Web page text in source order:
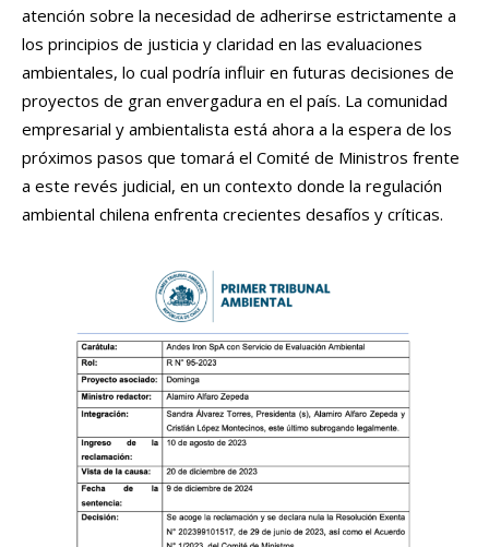
atención sobre la necesidad de adherirse estrictamente a
los principios de justicia y claridad en las evaluaciones
ambientales, lo cual podría influir en futuras decisiones de
proyectos de gran envergadura en el país. La comunidad
empresarial y ambientalista está ahora a la espera de los
próximos pasos que tomará el Comité de Ministros frente
a este revés judicial, en un contexto donde la regulación
ambiental chilena enfrenta crecientes desafíos y críticas.